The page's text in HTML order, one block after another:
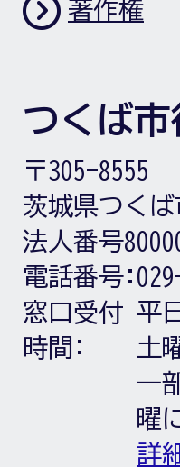
著作権
つくば市
〒305-8555
茨城県つく
法人番号
電話番号:
窓口受付
時間:
平
土
一
曜
詳